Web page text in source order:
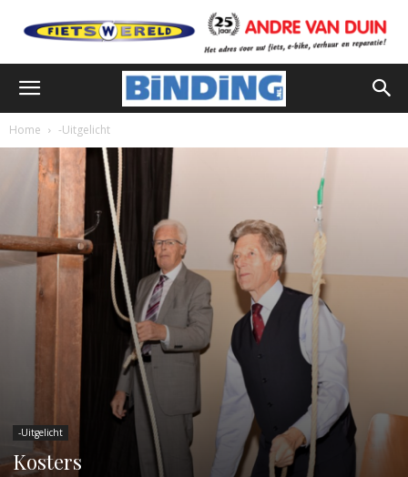
Home -Uitgelicht
-Uitgelicht
Kosters